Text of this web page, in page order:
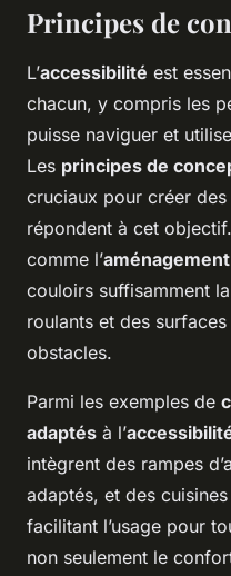
Principes de
L’accessibilité est
chacun, y compris les
puisse naviguer et
Les principes de
cruciaux pour créer
répondent à cet
comme l’aménagement
couloirs suffisamment
roulants et des
obstacles.
Parmi les exemples de
adaptés à l’
intègrent des rampes
adaptés, et des
facilitant l’usage pour
non seulement le